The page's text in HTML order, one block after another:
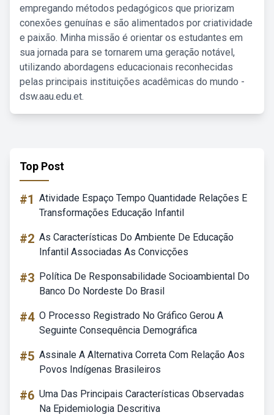
empregando métodos pedagógicos que priorizam
conexões genuínas e são alimentados por criatividade
e paixão. Minha missão é orientar os estudantes em
sua jornada para se tornarem uma geração notável,
utilizando abordagens educacionais reconhecidas
pelas principais instituições acadêmicas do mundo -
dsw.aau.edu.et.
Top Post
#1 Atividade Espaço Tempo Quantidade Relações E
Transformações Educação Infantil
#2 As Características Do Ambiente De Educação
Infantil Associadas As Convicções
#3 Política De Responsabilidade Socioambiental Do
Banco Do Nordeste Do Brasil
#4 O Processo Registrado No Gráfico Gerou A
Seguinte Consequência Demográfica
#5 Assinale A Alternativa Correta Com Relação Aos
Povos Indígenas Brasileiros
#6 Uma Das Principais Características Observadas
Na Epidemiologia Descritiva